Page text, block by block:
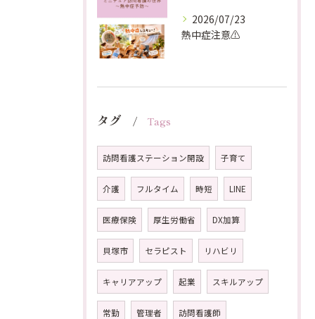
2026/07/23
熱中症注意⚠️
タグ Tags
訪問看護ステーション開設 子育て
介護 フルタイム 時短 LINE
医療保険 厚生労働省 DX加算
貝塚市 セラピスト リハビリ
キャリアアップ 起業 スキルアップ
常勤 管理者 訪問看護師